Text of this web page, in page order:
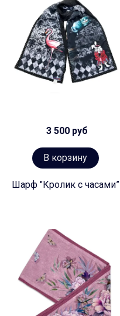
3 500 руб
В корзину
Шарф "Кролик с часами”